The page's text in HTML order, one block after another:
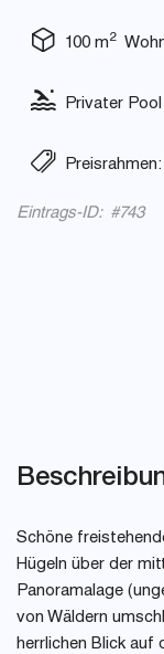
100 m2
Privater Pool
Eintrags-ID: #743
Schöne
Hügeln über der
Panoramalage
von Wäldern
herrlichen Blick auf